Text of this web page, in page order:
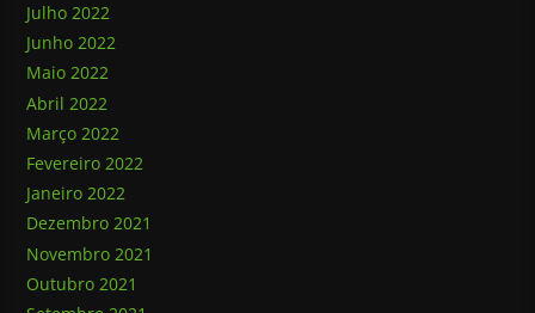
Julho 2022
Junho 2022
Maio 2022
Abril 2022
Março 2022
Fevereiro 2022
Janeiro 2022
Dezembro 2021
Novembro 2021
Outubro 2021